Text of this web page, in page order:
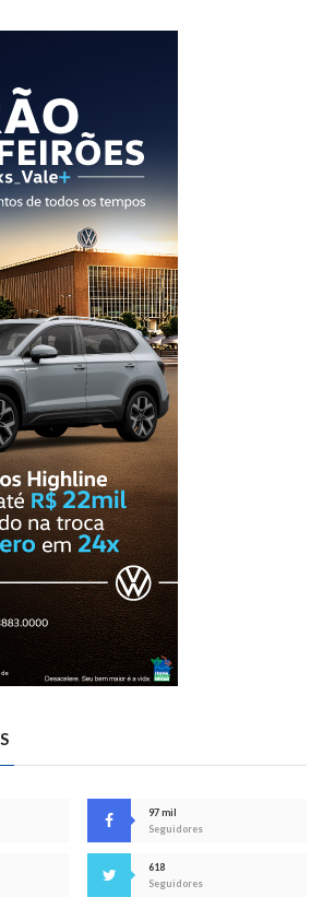
97 mil
Seguidores
618
Seguidores